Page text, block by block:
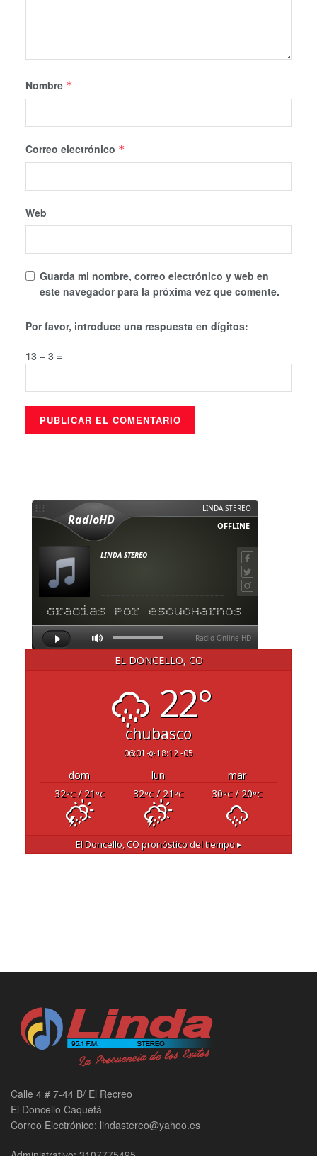
Nombre *
Correo electrónico *
Web
Guarda mi nombre, correo electrónico y web en
este navegador para la próxima vez que comente.
Por favor, introduce una respuesta en dígitos:
13 − 3 =
EL DONCELLO, CO
22°
chubasco
06:01 18:12 -05
dom lun
mar
32°C/ 21 °C 32°C/ 21 °C 30°C/ 20°C
El Doncello, COpronóstico del tiempo ▸
Calle 4 # 7-44 B/ El Recreo
El Doncello Caquetá
Correo Electrónico: lindastereo@yahoo.es